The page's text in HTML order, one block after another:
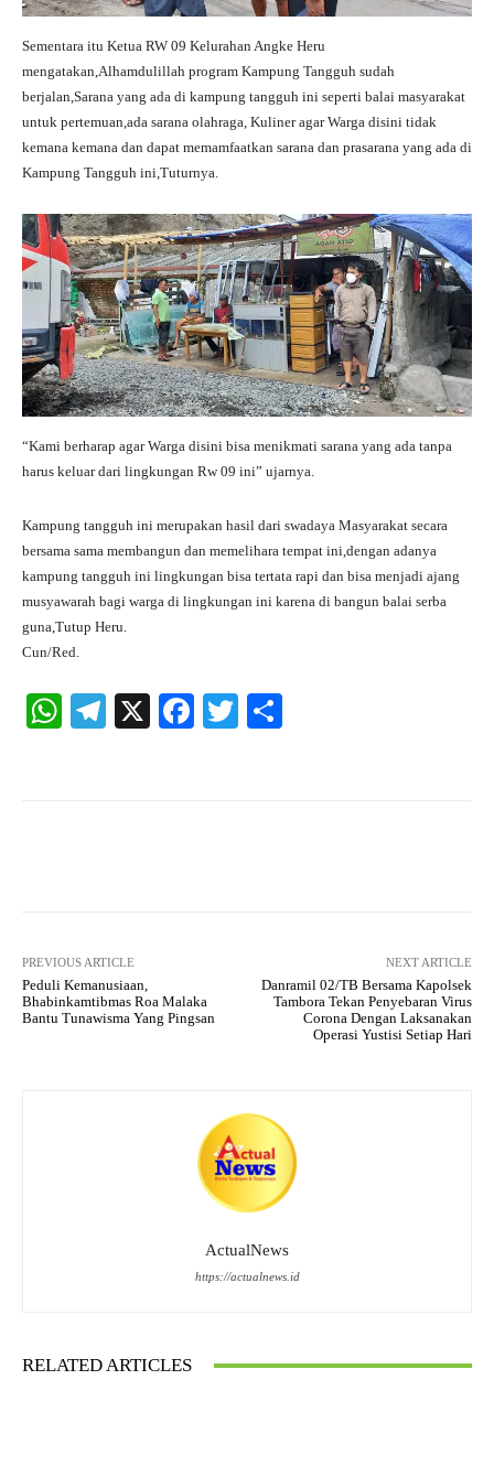
Sementara itu Ketua RW 09 Kelurahan Angke Heru
mengatakan,Alhamdulillah program Kampung Tangguh sudah
berjalan,Sarana yang ada di kampung tangguh ini seperti balai masyarakat
untuk pertemuan,ada sarana olahraga, Kuliner agar Warga disini tidak
kemana kemana dan dapat memamfaatkan sarana dan prasarana yang ada di
Kampung Tangguh ini,Tuturnya.
“Kami berharap agar Warga disini bisa menikmati sarana yang ada tanpa
harus keluar dari lingkungan Rw 09 ini” ujarnya.
Kampung tangguh ini merupakan hasil dari swadaya Masyarakat secara
bersama sama membangun dan memelihara tempat ini,dengan adanya
kampung tangguh ini lingkungan bisa tertata rapi dan bisa menjadi ajang
musyawarah bagi warga di lingkungan ini karena di bangun balai serba
guna,Tutup Heru.
Cun/Red.
W
Te X
Fa
T
PREVIOUS ARTICLE
Peduli Kemanusiaan,
Bhabinkamtibmas Roa Malaka
Bantu Tunawisma Yang Pingsan
NEXT ARTICLE
Danramil 02/TB Bersama Kapolsek
Tambora Tekan Penyebaran Virus
Corona Dengan Laksanakan
Operasi Yustisi Setiap Hari
ActualNews
https://actualnews.id
RELATED ARTICLES